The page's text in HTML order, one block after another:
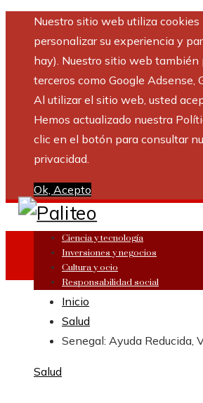
Nuestro sitio web utiliza cookies
personalizar su experiencia y
hay). Nuestro sitio web también
terceros como Google Adsense,
Al utilizar el sitio web, usted
Hemos actualizado nuestra
clic en el botón para consultar
privacidad.
Ok, Acepto
Ciencia y tecnología
Inversiones y negocios
Cultura y ocio
Responsabilidad social
Inicio
Salud
Senegal: Ayuda Reducida,
Salud